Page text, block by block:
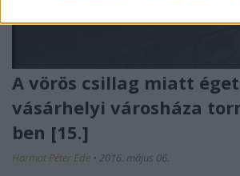
A vörös csillag miatt
vásárhelyi városháza
ben [15.]
Harmat Péter Ede • 2016. május 06.